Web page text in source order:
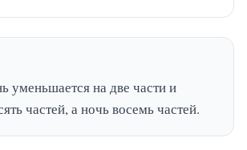
уменьшается на две части и
частей, а ночь восемь частей.